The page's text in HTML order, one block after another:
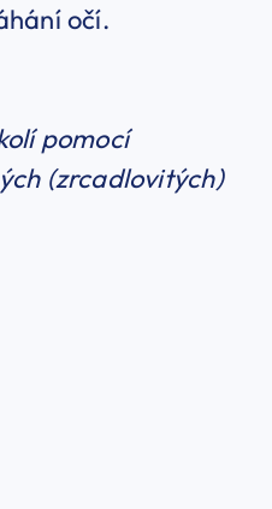
očí.
pomocí
(zrcadlovitých)